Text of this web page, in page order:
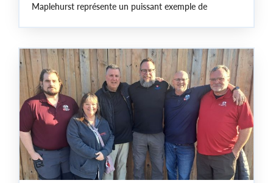
Maplehurst représente un puissant exemple de